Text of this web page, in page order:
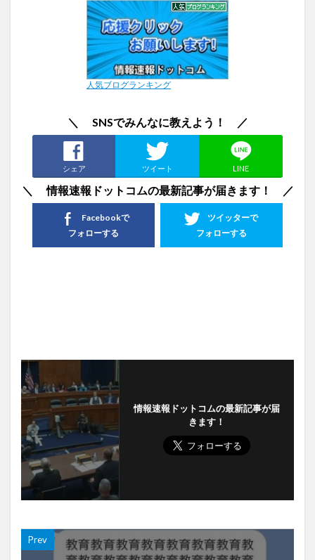
人気ブログランキング
＼ SNSでみんなに教えよう！ ／
シェア ツイート LINE
＼ 情報速報ドットコムの最新記事が届きます！ ／
ツイッターで
フォローする
Facebookで
フォローする
情報速報ドットコムの最新記事が届
きます！
Prev